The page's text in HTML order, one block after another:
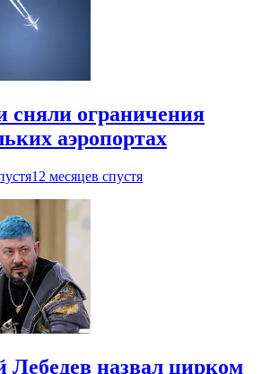
сняли ограничения
аэропортах
12 месяцев спустя
Лебедев назвал цирком